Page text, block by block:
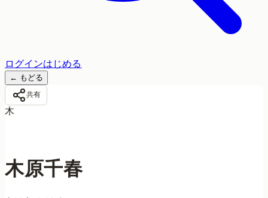
ログインはじめる
← もどる
共有
木
木原千春